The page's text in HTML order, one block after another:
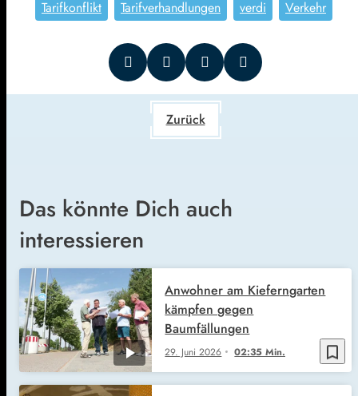
Tarifkonflikt
Tarifverhandlungen verdi Verkehr
Zurück
Das könnte Dich auch
interessieren
bookmark_border
29. Juni 2026 02:35 Min.
Anwohner am Kieferngarten
kämpfen gegen
Baumfällungen